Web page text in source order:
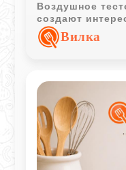
Воздушное
создают
отлично
ужина, так и
Вилка